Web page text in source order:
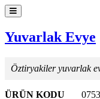
Yuvarlak Evye
Öztiryakiler yuvarlak
ÜRÜN KODU